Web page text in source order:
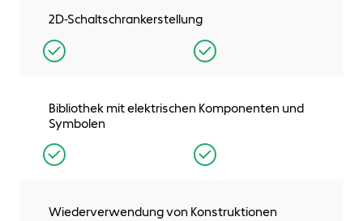
2D-Schaltschrankerstellung
Bibliothek mit elektrischen Komponenten und
Symbolen
Wiederverwendung von Konstruktionen